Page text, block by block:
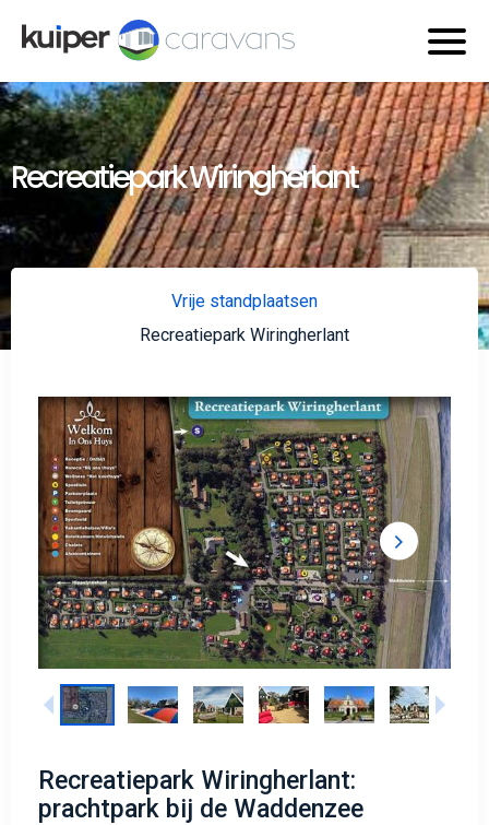
Recreatiepark Wiringherlant
Vrije standplaatsen
Recreatiepark Wiringherlant
Recreatiepark Wiringherlant:
prachtpark bij de Waddenzee